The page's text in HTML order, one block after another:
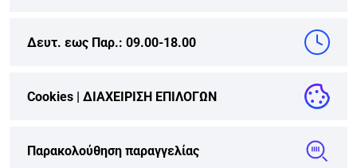
Δευτ. εως Παρ.: 09.00-18.00
Cookies | ΔΙΑΧΕΙΡΙΣΗ ΕΠΙΛΟΓΩΝ
Παρακολούθηση παραγγελίας